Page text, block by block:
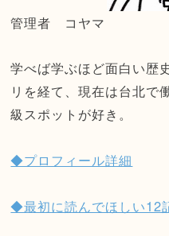
管理者 コヤマ
学べば学ぶほど面白い歴
リを経て、現在は台北で
級スポットが好き。
◆プロフィール詳細
◆最初に読んでほしい12